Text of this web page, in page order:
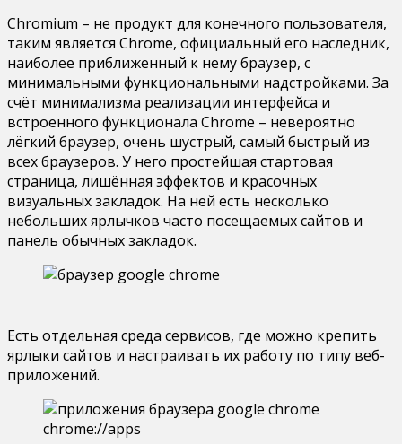
Chromium – не продукт для конечного пользователя,
таким является Chrome, официальный его наследник,
наиболее приближенный к нему браузер, с
минимальными функциональными надстройками. За
счёт минимализма реализации интерфейса и
встроенного функционала Chrome – невероятно
лёгкий браузер, очень шустрый, самый быстрый из
всех браузеров. У него простейшая стартовая
страница, лишённая эффектов и красочных
визуальных закладок. На ней есть несколько
небольших ярлычков часто посещаемых сайтов и
панель обычных закладок.
Есть отдельная среда сервисов, где можно крепить
ярлыки сайтов и настраивать их работу по типу веб-
приложений.